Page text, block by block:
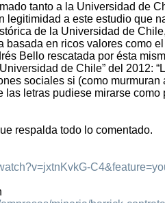
tanto a la Universidad de
legitimidad a este estudio que
de la Universidad de
basada en ricos valores como
Bello rescatada por ésta
de Chile” del 2012:
sociales si (como
las letras pudiese mirarse
respalda todo lo comentado.